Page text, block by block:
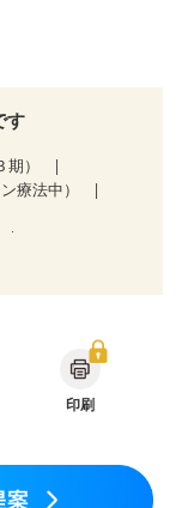
す
）
療法中）
印刷